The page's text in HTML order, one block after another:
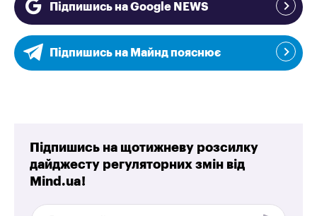
Підпишись на Google NEWS
Підпишись на Майнд пояснює
Підпишись на щотижневу розсилку
дайджесту регуляторних змін від
Mind.ua!